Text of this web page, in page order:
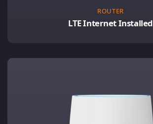
ROUTER
LTE Internet Installed